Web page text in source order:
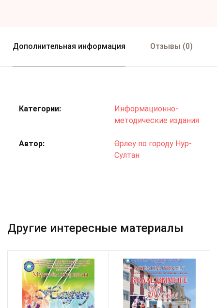
Дополнительная информация Отзывы (0)
Категории:
Информационно-
методические издания
Автор
Өрлеу по городу Нур-
Султан
Другие интересные материалы